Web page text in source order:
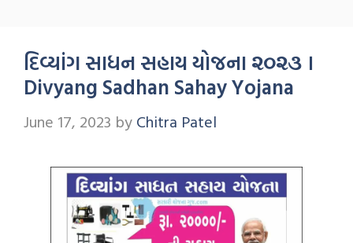
દિવ્યાંગ સાધન સહાય યોજના ૨૦૨૩ ।
Divyang Sadhan Sahay Yojana
June 17, 2023 by Chitra Patel